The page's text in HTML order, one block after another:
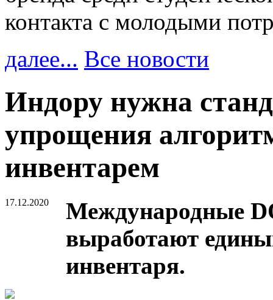
контакта с молодыми
далее... Все новости
Индору нужна
упрощения
инвентарем
17.12.2020
Международные
выработают
инвентаря.